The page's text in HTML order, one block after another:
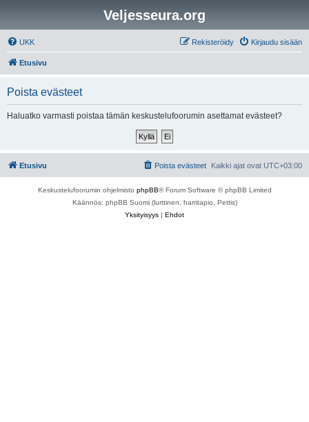
Veljesseura.org
UKK Kirjaudu sisään
Rekisteröidy
Etusivu
Poista evästeet
Haluatko varmasti poistaa tämän keskustelufoorumin asettamat evästeet?
Etusivu Kaikki ajat ovat UTC+03:00
Poista evästeet
Keskustelufoorumin ohjelmisto phpBB® Forum Software © phpBB Limited
Käännös: phpBB Suomi (lurttinen, harritapio, Pettis)
Yksityisyys | Ehdot